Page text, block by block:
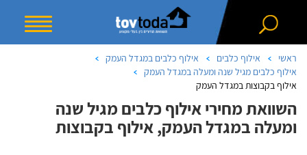
ראשי אילוף כלבים
אילוף כלבים במגדל העמק
אילוף כלבים מגיל שנה ומעלה במגדל העמק
אילוף בקבוצות במגדל העמק
השוואת מחירי אילוף כלבים מגיל שנה
ומעלה במגדל העמק, אילוף בקבוצות